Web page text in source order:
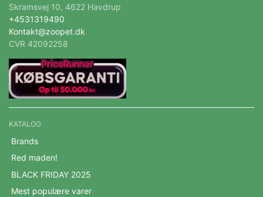
Skramsvej 10, 4622 Havdrup
+4531319490
Kontakt@zoopet.dk
CVR 42092258
KATALOG
Brands
Red maden!
BLACK FRIDAY 2025
Mest populære varer